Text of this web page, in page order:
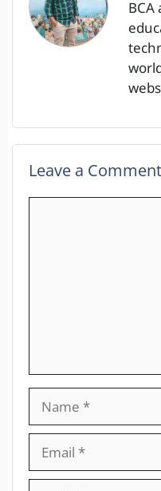
BCA
Leave a Comment